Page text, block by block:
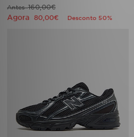
Antes160,00€
Agora 80,00€ Desconto 50%